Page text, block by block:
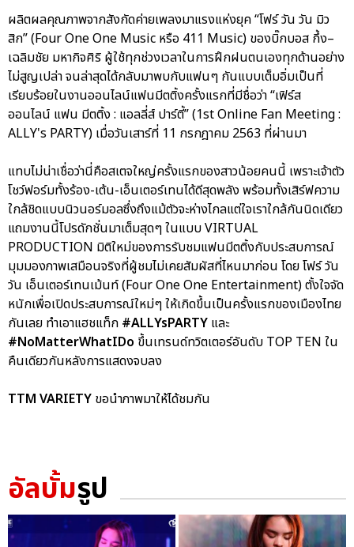
ผลิตผลคุณภาพจากสังกัดค่ายเพลงมาแรงแห่งยุค “โฟร์ วัน วัน มิว
สิก” (Four One One Music หรือ 411 Music) ของบิ๊กบอส กึ้ง–
เฉลิมชัย มหากิจศิริ ผู้ใช้ทุกช่วงเวลาในการฝึกฝนตนเองทุกด้านอย่าง
ไม่สูญเปล่า จนล่าสุดได้กลับมาพบกับแฟนๆ กันแบบเต็มอิ่มเป็นที่
เรียบร้อยในงานออนไลน์แฟนมีตติ้งครั้งแรกที่มีชื่อว่า “เฟิร์ส
ออนไลน์ แฟน มีตติ้ง : แอลลี่ส์ ปาร์ตี้” (1st Online Fan Meeting :
ALLY's PARTY) เมื่อวันเสาร์ที่ 11 กรกฎาคม 2563 ที่ผ่านมา
แทบไม่น่าเชื่อว่านี่คือสเตจใหญ่ครั้งแรกของสาวน้อยคนนี้ เพราะเจ้าตัว
โชว์ฟอร์มทั้งร้อง-เต้น-เอ็นเตอร์เทนได้ดีสุดพลัง พร้อมทั้งเสิร์ฟความ
ใกล้ชิดแบบนิวนอร์มอลซึ่งถึงแม้ตัวจะห่างไกลแต่ใจเราใกล้กันนิดเดียว
แถมงานนี้โปรดักชั่นมาเต็มสุดๆ ในแบบ VIRTUAL
PRODUCTION มิติใหม่ของการรับชมแฟนมีตติ้งกับประสบการณ์
มุมมองภาพเสมือนจริงที่ผู้ชมไม่เคยสัมผัสที่ไหนมาก่อน โดย โฟร์ วัน
วัน เอ็นเตอร์เทนเม้นท์ (Four One One Entertainment) ตั้งใจจัด
หนักเพื่อเปิดประสบการณ์ใหม่ๆ ให้เกิดขึ้นเป็นครั้งแรกของเมืองไทย
กันเลย ทำเอาแฮชแท็ก #ALLYsPARTY และ
#NoMatterWhatIDo ขึ้นเทรนด์ทวิตเตอร์อันดับ TOP TEN ใน
คืนเดียวกันหลังการแสดงจบลง
TTM VARIETY ขอนำภาพมาให้ได้ชมกัน
อัลบั้มรูป